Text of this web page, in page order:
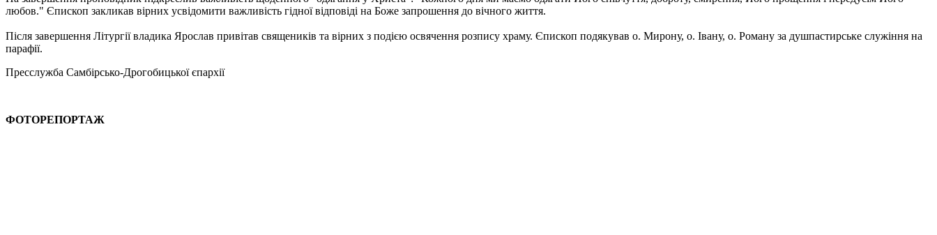
любов." Єпископ закликав вірних усвідомити важливість гідної відповіді на Боже запрошення до вічного життя.
Після завершення Літургії владика Ярослав привітав священиків та вірних з подією освячення розпису храму. Єпископ подякував о. Мирону, о. Івану, о. Роману за душпастирське служіння на
парафії.
Пресслужба Самбірсько-Дрогобицької єпархії
ФОТОРЕПОРТАЖ